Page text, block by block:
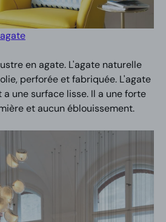
en agate. L'agate naturelle
perforée et fabriquée. L'agate
une surface lisse. Il a une forte
et aucun éblouissement.